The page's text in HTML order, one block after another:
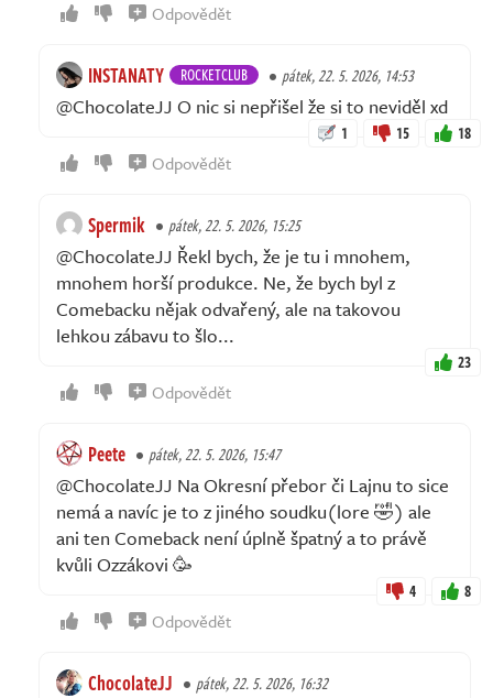
Odpovědět
INSTANATY ROCKETCLUB pátek, 22. 5. 2026, 14:53
@ChocolateJJ O nic si nepřišel že si to neviděl xd
1 15 18
Odpovědět
Spermik pátek, 22. 5. 2026, 15:25
@ChocolateJJ Řekl bych, že je tu i mnohem,
mnohem horší produkce. Ne, že bych byl z
Comebacku nějak odvařený, ale na takovou
lehkou zábavu to šlo...
23
Odpovědět
Peete pátek, 22. 5. 2026, 15:47
@ChocolateJJ Na Okresní přebor či Lajnu to sice
nemá a navíc je to z jiného soudku(lore 🤣) ale
ani ten Comeback není úplně špatný a to právě
kvůli Ozzákovi 🥳
4 8
Odpovědět
ChocolateJJ pátek, 22. 5. 2026, 16:32